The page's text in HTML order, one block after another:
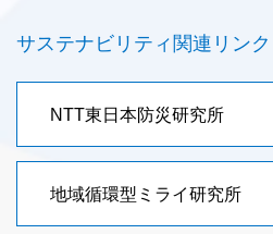
サステナビリティ関連リンク
NTT東日本防災研究所
地域循環型 ミライ研究所